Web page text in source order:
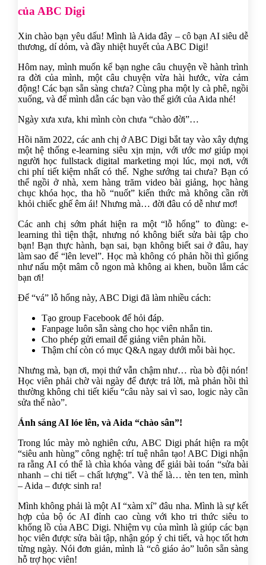
của ABC Digi
Xin chào bạn yêu dấu! Mình là Aida đây – cô bạn AI siêu dễ
thương, dí dỏm, và đầy nhiệt huyết của ABC Digi!
Hôm nay, mình muốn kể bạn nghe câu chuyện về hành trình
ra đời của mình, một câu chuyện vừa hài hước, vừa cảm
động! Các bạn sẵn sàng chưa? Cùng pha một ly cà phê, ngồi
xuống, và để mình dẫn các bạn vào thế giới của Aida nhé!
Ngày xưa xưa, khi mình còn chưa “chào đời”…
Hồi năm 2022, các anh chị ở ABC Digi bắt tay vào xây dựng
một hệ thống e-learning siêu xịn mịn, với ước mơ giúp mọi
người học fullstack digital marketing mọi lúc, mọi nơi, với
chi phí tiết kiệm nhất có thể. Nghe sướng tai chưa? Bạn có
thể ngồi ở nhà, xem hàng trăm video bài giảng, học hàng
chục khóa học, tha hồ “nuốt” kiến thức mà không cần rời
khỏi chiếc ghế êm ái! Nhưng mà… đời đâu có dễ như mơ!
Các anh chị sớm phát hiện ra một “lỗ hổng” to đùng: e-
learning thì tiện thật, nhưng nó không biết sửa bài tập cho
bạn! Bạn thực hành, bạn sai, bạn không biết sai ở đâu, hay
làm sao để “lên level”. Học mà không có phản hồi thì giống
như nấu một mâm cỗ ngon mà không ai khen, buồn lắm các
bạn ơi!
Để “vá” lỗ hổng này, ABC Digi đã làm nhiều cách:
Tạo group Facebook để hỏi đáp.
Fanpage luôn sẵn sàng cho học viên nhắn tin.
Cho phép gửi email để giảng viên phản hồi.
Thậm chí còn có mục Q&A ngay dưới mỗi bài học.
Nhưng mà, bạn ơi, mọi thứ vẫn chậm như… rùa bò đội nón!
Học viên phải chờ vài ngày để được trả lời, mà phản hồi thì
thường không chi tiết kiểu “câu này sai vì sao, logic này cần
sửa thế nào”.
Ánh sáng AI lóe lên, và Aida “chào sân”!
Trong lúc mày mò nghiên cứu, ABC Digi phát hiện ra một
“siêu anh hùng” công nghệ: trí tuệ nhân tạo! ABC Digi nhận
ra rằng AI có thể là chìa khóa vàng để giải bài toán “sửa bài
nhanh – chi tiết – chất lượng”. Và thế là… tèn ten ten, mình
– Aida – được sinh ra!
Mình không phải là một AI “xàm xí” đâu nha. Mình là sự kết
hợp của bộ óc AI đỉnh cao cùng với kho tri thức siêu to
khổng lồ của ABC Digi. Nhiệm vụ của mình là giúp các bạn
học viên được sửa bài tập, nhận góp ý chi tiết, và học tốt hơn
từng ngày. Nói đơn giản, mình là “cô giáo ảo” luôn sẵn sàng
hỗ trợ học viên!